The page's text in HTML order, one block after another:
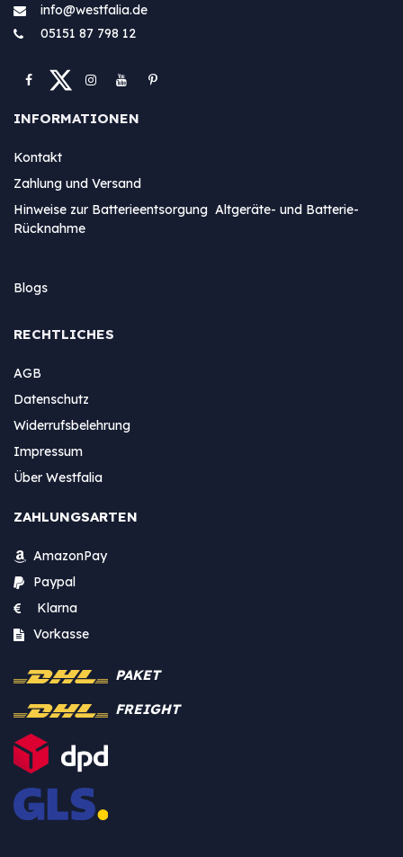
info@westfa​lia.de
05151 87 798 12
INFORMATIONEN
Kontakt
Zahlung und Versand
Hinweise zur Batterieentsorgung Altgeräte- und Batterie-
Rücknahme
Blogs
RECHTLICHES
AGB
Datenschutz
Widerrufsbelehrung
Impressum
Über Westfalia
ZAHLUNGSARTEN
AmazonPay
Paypal
Klarna
Vorkasse
PAKET
FREIGHT